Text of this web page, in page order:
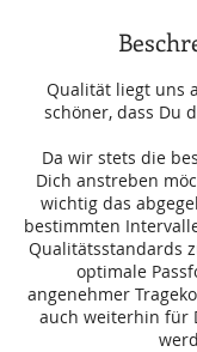
Qualität liegt uns
schöner, dass Du
Da wir stets die
Dich anstreben
wichtig das
bestimmten
Qualitätsstandards
optimale
angenehmer
auch weiterhin für